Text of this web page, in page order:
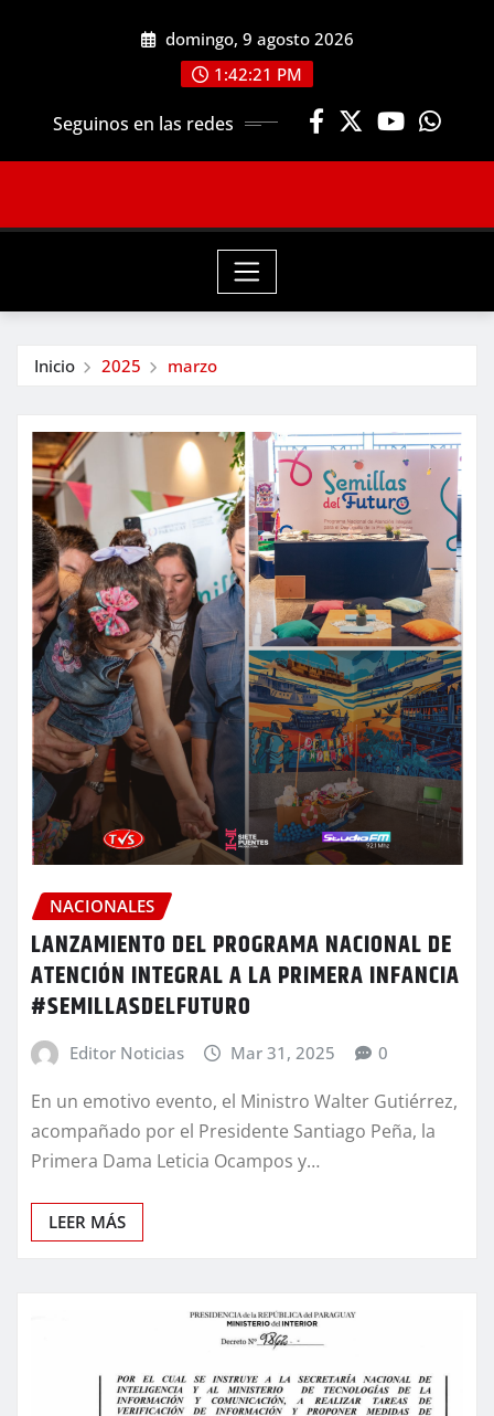
domingo, 9 agosto 2026
1:42:23 PM
Seguinos en las redes
Inicio 2025 marzo
NACIONALES
LANZAMIENTO DEL PROGRAMA NACIONAL DE
ATENCIÓN INTEGRAL A LA PRIMERA INFANCIA
#SEMILLASDELFUTURO
Editor Noticias Mar 31, 2025 0
En un emotivo evento, el Ministro Walter Gutiérrez,
acompañado por el Presidente Santiago Peña, la
Primera Dama Leticia Ocampos y…
LEER MÁS